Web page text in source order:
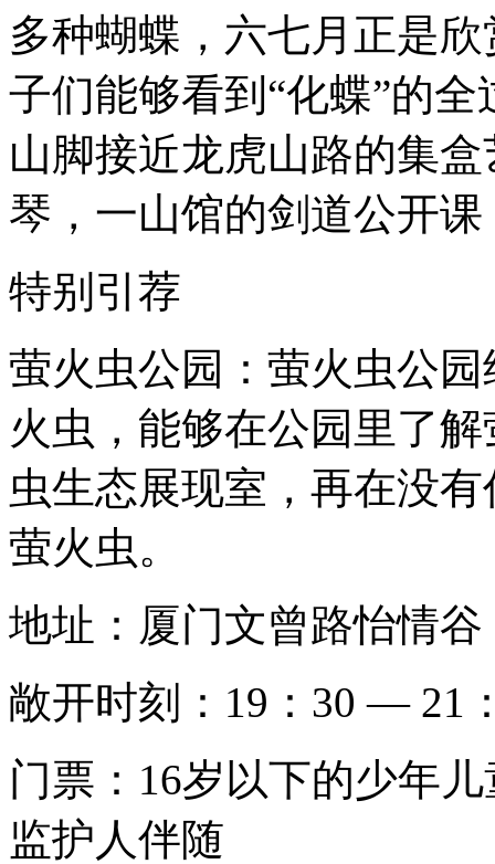
多种蝴蝶，六七月正是
子们能够看到“化蝶”的
山脚接近龙虎山路的集
琴，一山馆的剑道公开
特别引荐
萤火虫公园：萤火虫公
火虫，能够在公园里了
虫生态展现室，再在没
萤火虫。
地址：厦门文曾路怡情谷
敞开时刻：19：30 — 21
门票：16岁以下的少年
监护人伴随